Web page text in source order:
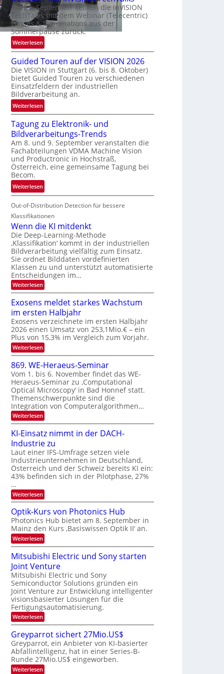
b
e
g
r
e
z
t
e
M
g
l
i
c
h
k
e
i
t
e
n
Am 22. September kehren die inVISION
TechTalks mit dem Webinar (Telecentric)
Lenses & Illuminations aus der
Sommerpause zurück.
Weiterlesen:
R
ü
c
k
k
e
h
d
e
r
i
n
I
S
I
O
N
T
e
c
h
T
a
l
k
Guided Touren auf der VISION 2026
Die VISION in Stuttgart (6. bis 8. Oktober)
bietet Guided Touren zu verschiedenen
Einsatzfeldern der industriellen
Bildverarbeitung an.
Weiterlesen:
G
u
i
d
e
d
T
o
u
e
n
a
u
f
d
e
r
V
I
S
I
O
N
2
0
2
6
Tagung zu Elektronik- und
Bildverarbeitungs-Trends
Am 8. und 9. September veranstalten die
Fachabteilungen VDMA Machine Vision
und Productronic in Hochstraß,
Österreich, eine gemeinsame Tagung bei
Becom.
Weiterlesen:
T
a
g
u
n
g
z
u
E
l
e
k
t
r
o
n
i
k
-
u
n
d
B
i
l
d
v
e
r
a
r
b
e
i
t
u
n
g
s
-
T
r
e
n
d
s
Out-of-Distribution Detection für bessere
Klassifikationen
Wenn die KI mitdenkt
Die Deep-Learning-Methode
‚Klassifikation‘ kommt in der industriellen
Bildverarbeitung vielfältig zum Einsatz.
Sie ordnet Bilddaten vordefinierten
Klassen zu und unterstützt automatisierte
Entscheidungen im…
Weiterlesen:
W
n
n
d
i
e
K
I
m
i
t
d
e
n
k
t
Exosens meldet starkes Wachstum
im ersten Halbjahr
Exosens verzeichnete im ersten Halbjahr
2026 einen Umsatz von 253,1Mio.€ – ein
Plus von 15,3% im Vergleich zum Vorjahr.
Weiterlesen:
E
x
o
s
e
n
s
m
e
l
d
e
t
s
t
a
r
k
e
W
a
h
s
t
u
m
m
e
r
s
t
e
n
H
a
l
b
j
a
h
r
869. WE-Heraeus-Seminar
Vom 1. bis 6. November findet das WE-
Heraeus-Seminar zu ‚Computational
Optical Microscopy‘ in Bad Honnef statt.
Themenschwerpunkte sind die
Integration von Computeralgorithmen…
Weiterlesen:
8
9
.
W
E
-
H
e
a
e
s
-
S
e
m
i
n
a
r
KI-Einsatz nimmt in der DACH-
Industrie zu
Laut einer IFS-Umfrage setzen viele
Industrieunternehmen in Deutschland,
Österreich und der Schweiz bereits KI ein:
43% befinden sich in der Pilotphase, 27%
…
Weiterlesen:
K
-
E
i
n
s
a
t
z
n
i
m
m
t
i
n
d
e
r
D
A
C
H
-
Optik-Kurs von Photonics Hub
Photonics Hub bietet am 8. September in
Mainz den Kurs ‚Basiswissen Optik II‘ an.
Weiterlesen:
O
p
t
i
k
-
K
u
r
s
v
o
P
h
o
t
o
n
Mitsubishi Electric und Sony starten
Joint Venture
Mitsubishi Electric und Sony
Semiconductor Solutions gründen ein
Joint Venture zur Entwicklung intelligenter
visionsbasierter Lösungen für die
Fertigungsautomatisierung.
Weiterlesen:
M
t
s
u
b
i
s
Greyparrot sichert 27Mio.US$
Greyparrot, ein Anbieter von KI-basierter
Abfallintelligenz, hat in einer Series-B-
Runde 27Mio.US$ eingeworben.
Weiterlesen: